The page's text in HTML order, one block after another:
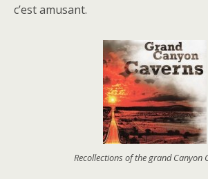
c’est amusant.
Recollections of the grand Canyon